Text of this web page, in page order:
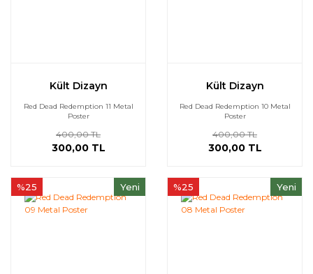
Kült Dizayn
Red Dead Redemption 11 Metal
Poster
400,00 TL
300,00 TL
Kült Dizayn
Red Dead Redemption 10 Metal
Poster
400,00 TL
300,00 TL
Yeni
%25 Yeni
%25